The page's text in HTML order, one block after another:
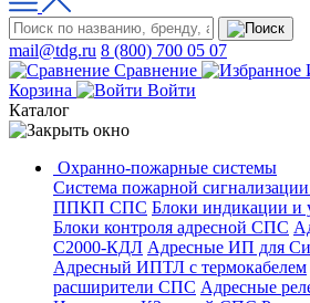
mail@tdg.ru 8 (800) 700 05 07
Сравнение
Корзина
Войти
Каталог
Охранно-пожарные системы
Система пожарной
ППКП СПС Блоки индикации и
Блоки контроля адресной СПС
С2000-КДЛ Адресные ИП для
Адресный ИПТЛ с термокабелем
расширители СПС Адресные